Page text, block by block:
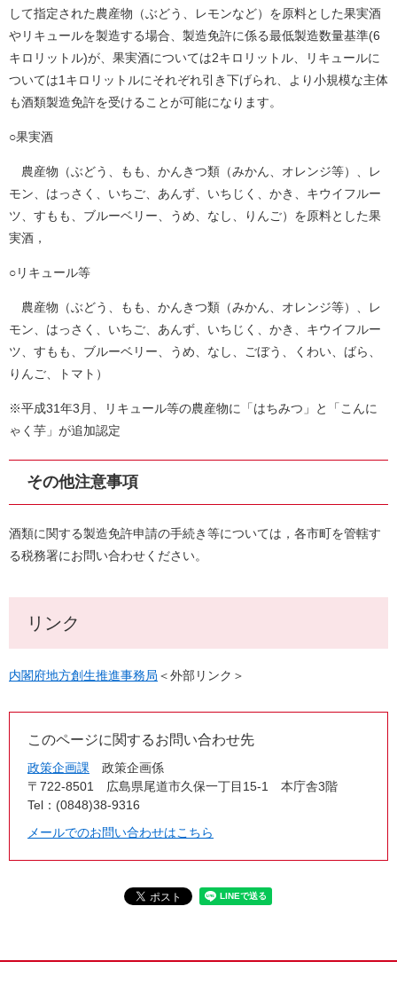
して指定された農産物（ぶどう、レモンなど）を原料とした果実酒
やリキュールを製造する場合、製造免許に係る最低製造数量基準(6
キロリットル)が、果実酒については2キロリットル、リキュールに
ついては1キロリットルにそれぞれ引き下げられ、より小規模な主体
も酒類製造免許を受けることが可能になります。
○果実酒
農産物（ぶどう、もも、かんきつ類（みかん、オレンジ等）、レ
モン、はっさく、いちご、あんず、いちじく、かき、キウイフルー
ツ、すもも、ブルーベリー、うめ、なし、りんご）を原料とした果
実酒，
○リキュール等
農産物（ぶどう、もも、かんきつ類（みかん、オレンジ等）、レ
モン、はっさく、いちご、あんず、いちじく、かき、キウイフルー
ツ、すもも、ブルーベリー、うめ、なし、ごぼう、くわい、ばら、
りんご、トマト）
※平成31年3月、リキュール等の農産物に「はちみつ」と「こんに
ゃく芋」が追加認定
その他注意事項
酒類に関する製造免許申請の手続き等については，各市町を管轄す
る税務署にお問い合わせください。
リンク
内閣府地方創生推進事務局 ＜外部リンク＞
このページに関するお問い合わせ先
政策企画課
政策企画係
〒722-8501
広島県尾道市久保一丁目15-1 本庁舎3階
Tel：(0848)38-9316
メールでのお問い合わせはこちら